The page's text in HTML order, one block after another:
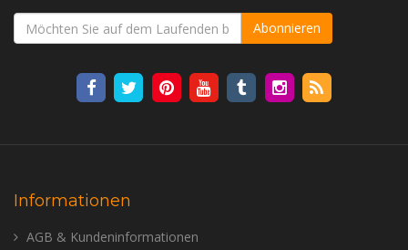
Abonnieren
Informationen
AGB & Kundeninformationen